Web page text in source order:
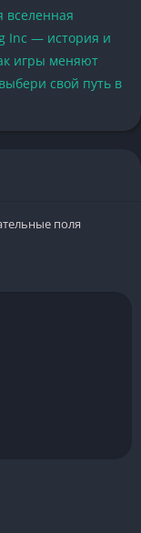
вселенная
Inc — история и
игры меняют
свой путь в
поля